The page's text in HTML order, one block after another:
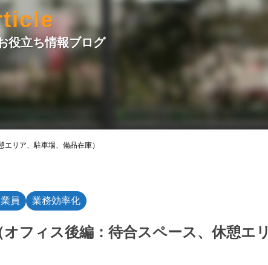
役立ち情報ブログ
リア、駐車場、備品在庫）
員 業務効率化
フィス後編：待合スペース、休憩エリ